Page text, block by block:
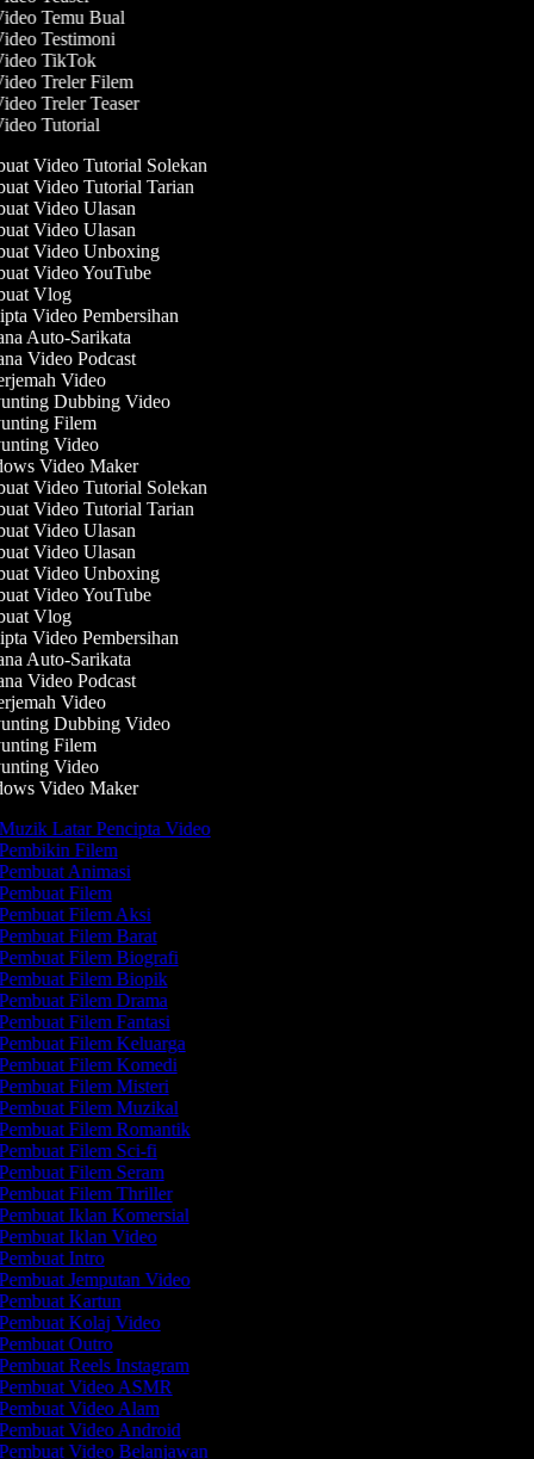
Temu Bual
Testimoni
TikTok
Treler Filem
Treler Teaser
Tutorial
Video Tutorial Solekan
Video Tutorial Tarian
Video Ulasan
Video Ulasan
Video Unboxing
Video YouTube
Vlog
Video Pembersihan
Auto-Sarikata
Video Podcast
Video
Dubbing Video
Filem
Video
Video Maker
Video Tutorial Solekan
Video Tutorial Tarian
Video Ulasan
Video Ulasan
Video Unboxing
Video YouTube
Vlog
Video Pembersihan
Auto-Sarikata
Video Podcast
Video
Dubbing Video
Filem
Video
Video Maker
Latar Pencipta Video
Filem
Animasi
Filem
Filem Aksi
Filem Barat
Filem Biografi
Filem Biopik
Filem Drama
Filem Fantasi
Filem Keluarga
Filem Komedi
Filem Misteri
Filem Muzikal
Filem Romantik
Filem Sci-fi
Filem Seram
Filem Thriller
Iklan Komersial
Iklan Video
Intro
Jemputan Video
Kartun
Kolaj Video
Outro
Reels Instagram
Video ASMR
Video Alam
Video Android
Video Belanjawan